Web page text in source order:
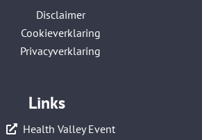
Disclaimer
Cookieverklaring
Privacyverklaring
Links
Health Valley Event